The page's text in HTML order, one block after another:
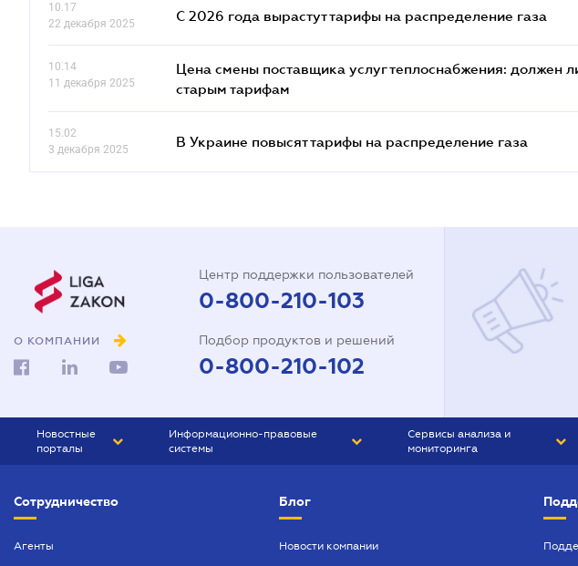
10.17
22 декабря 2025
С 2026 года вырастут тарифы на распределение газа
10.14
11 декабря 2025
Цена смены поставщика услуг теплоснабжения: должен
старым тарифам
15.02
3 декабря 2025
В Украине повысят тарифы на распределение газа
О КОМПАНИИ
Центр поддержки пользователей
0-800-210-103
Подбор продуктов и решений
0-800-210-102
Новостные
порталы
БИЗНЕС
Информационно-правовые
системы
Сервисы анализа и
мониторинга
Сотрудничество
Агенты
Блог
Новости компании